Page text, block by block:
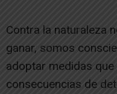
Contra la naturaleza
ganar, somos
adoptar medidas
consecuencias de